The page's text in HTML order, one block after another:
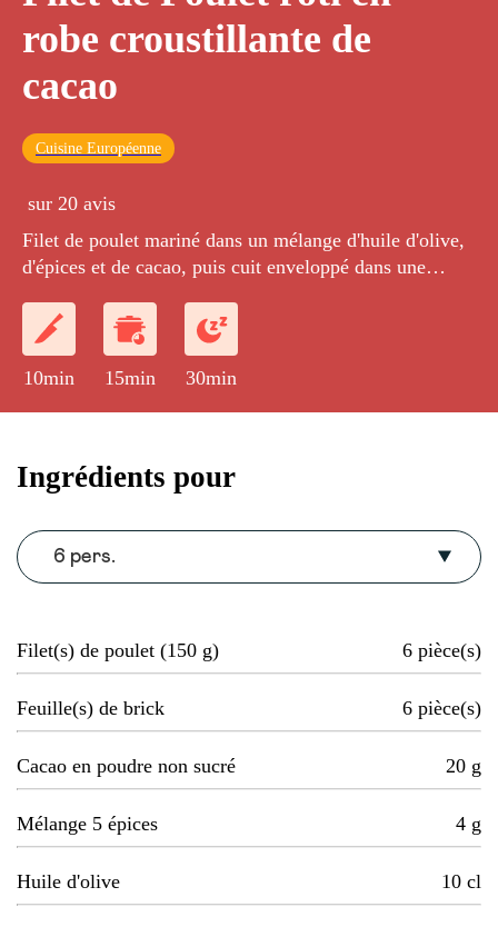
robe croustillante de
cacao
Cuisine Européenne
sur 20 avis
Filet de poulet mariné dans un mélange d'huile d'olive,
d'épices et de cacao, puis cuit enveloppé dans une
croustillante. Le poulet est servi avec une salade verte
aux fruits secs.
10min
15min 30min
Ingrédients pour
6 pers.
Filet(s) de poulet (150 g) 6 pièce(s)
Feuille(s) de brick 6 pièce(s)
Cacao en poudre non sucré 20 g
Mélange 5 épices 4 g
Huile d'olive 10 cl